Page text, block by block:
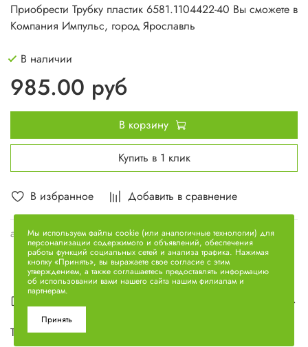
В избранное Добавить в сравнение
арт.6581.1104422-40
Приобрести Трубку пластик 6581.1104422-40 Вы сможете в
Компания Импульс, город Ярославль
В наличии
985.00 руб
В корзину
Купить в 1 клик
Описание
Трубка пластик 6581.1104422-40
Мы используем файлы cookie (или аналогичные технологии) для
персонализации содержимого и объявлений, обеспечения
работы функций социальных сетей и анализа трафика. Нажимая
кнопку «Принять», вы выражаете свое согласие с этим
утверждением, а также соглашаетесь предоставлять информацию
об использовании вами нашего сайта нашим филиалам и
партнерам.
Принять